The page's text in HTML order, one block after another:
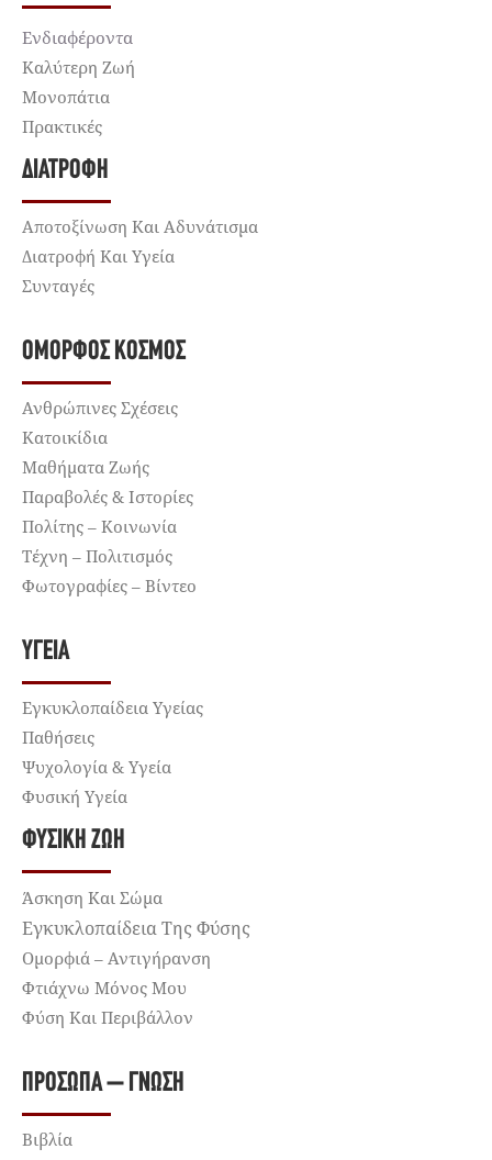
Ενδιαφέροντα
Καλύτερη Ζωή
Μονοπάτια
Πρακτικές
ΔΙΑΤΡΟΦΉ
Αποτοξίνωση Και Αδυνάτισμα
Διατροφή Και Υγεία
Συνταγές
ΌΜΟΡΦΟΣ ΚΌΣΜΟΣ
Ανθρώπινες Σχέσεις
Κατοικίδια
Μαθήματα Ζωής
Παραβολές & Ιστορίες
Πολίτης – Κοινωνία
Τέχνη – Πολιτισμός
Φωτογραφίες – Βίντεο
ΥΓΕΊΑ
Εγκυκλοπαίδεια Υγείας
Παθήσεις
Ψυχολογία & Υγεία
Φυσική Υγεία
ΦΥΣΙΚΉ ΖΩΉ
Άσκηση Και Σώμα
Εγκυκλοπαίδεια Της Φύσης
Ομορφιά – Αντιγήρανση
Φτιάχνω Μόνος Μου
Φύση Και Περιβάλλον
ΠΡΌΣΩΠΑ – ΓΝΏΣΗ
Βιβλία